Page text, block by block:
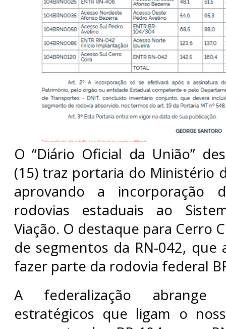
O “Diário Oficial da União”
(15) traz portaria do Ministério
aprovando a incorporação
rodovias estaduais ao
Viação. O destaque para Cerro
de segmentos da RN-042, que
fazer parte da rodovia federal
A federalização abrange
estratégicos que ligam o